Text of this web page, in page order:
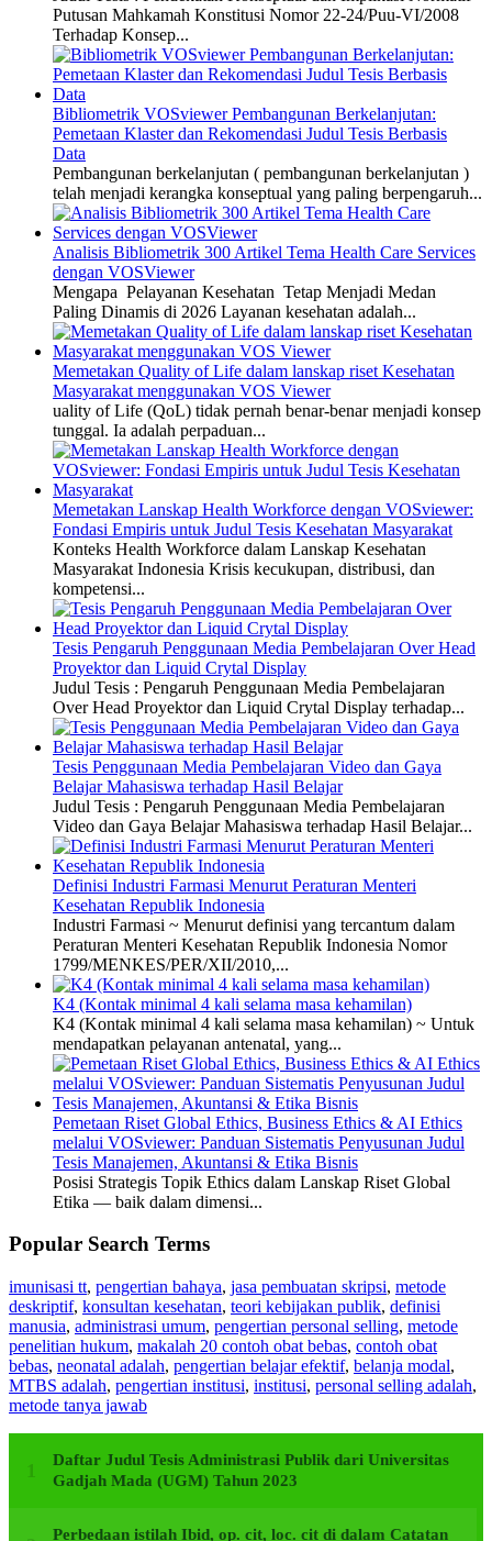
Putusan Mahkamah Konstitusi Nomor 22-24/Puu-VI/2008
Terhadap Konsep...
Bibliometrik VOSviewer Pembangunan Berkelanjutan:
Pemetaan Klaster dan Rekomendasi Judul Tesis Berbasis
Data
Pembangunan berkelanjutan ( pembangunan berkelanjutan )
telah menjadi kerangka konseptual yang paling berpengaruh...
Analisis Bibliometrik 300 Artikel Tema Health Care Services
dengan VOSViewer
Mengapa Pelayanan Kesehatan Tetap Menjadi Medan
Paling Dinamis di 2026 Layanan kesehatan adalah...
Memetakan Quality of Life dalam lanskap riset Kesehatan
Masyarakat menggunakan VOS Viewer
uality of Life (QoL) tidak pernah benar-benar menjadi konsep
tunggal. Ia adalah perpaduan...
Memetakan Lanskap Health Workforce dengan VOSviewer:
Fondasi Empiris untuk Judul Tesis Kesehatan Masyarakat
Konteks Health Workforce dalam Lanskap Kesehatan
Masyarakat Indonesia Krisis kecukupan, distribusi, dan
kompetensi...
Tesis Pengaruh Penggunaan Media Pembelajaran Over Head
Proyektor dan Liquid Crytal Display
Judul Tesis : Pengaruh Penggunaan Media Pembelajaran
Over Head Proyektor dan Liquid Crytal Display terhadap...
Tesis Penggunaan Media Pembelajaran Video dan Gaya
Belajar Mahasiswa terhadap Hasil Belajar
Judul Tesis : Pengaruh Penggunaan Media Pembelajaran
Video dan Gaya Belajar Mahasiswa terhadap Hasil Belajar...
Definisi Industri Farmasi Menurut Peraturan Menteri
Kesehatan Republik Indonesia
Industri Farmasi ~ Menurut definisi yang tercantum dalam
Peraturan Menteri Kesehatan Republik Indonesia Nomor
1799/MENKES/PER/XII/2010,...
K4 (Kontak minimal 4 kali selama masa kehamilan)
K4 (Kontak minimal 4 kali selama masa kehamilan) ~ Untuk
mendapatkan pelayanan antenatal, yang...
Pemetaan Riset Global Ethics, Business Ethics & AI Ethics
melalui VOSviewer: Panduan Sistematis Penyusunan Judul
Tesis Manajemen, Akuntansi & Etika Bisnis
Posisi Strategis Topik Ethics dalam Lanskap Riset Global
Etika — baik dalam dimensi...
Popular Search Terms
imunisasi tt, pengertian bahaya, jasa pembuatan skripsi, metode
deskriptif, konsultan kesehatan, teori kebijakan publik, definisi
manusia, administrasi umum, pengertian personal selling, metode
penelitian hukum, makalah 20 contoh obat bebas, contoh obat
bebas, neonatal adalah, pengertian belajar efektif, belanja modal,
MTBS adalah, pengertian institusi, institusi, personal selling adalah,
metode tanya jawab
Daftar Judul Tesis Administrasi Publik dari Universitas
Gadjah Mada (UGM) Tahun 2023
Perbedaan istilah Ibid, op. cit, loc. cit di dalam Catatan